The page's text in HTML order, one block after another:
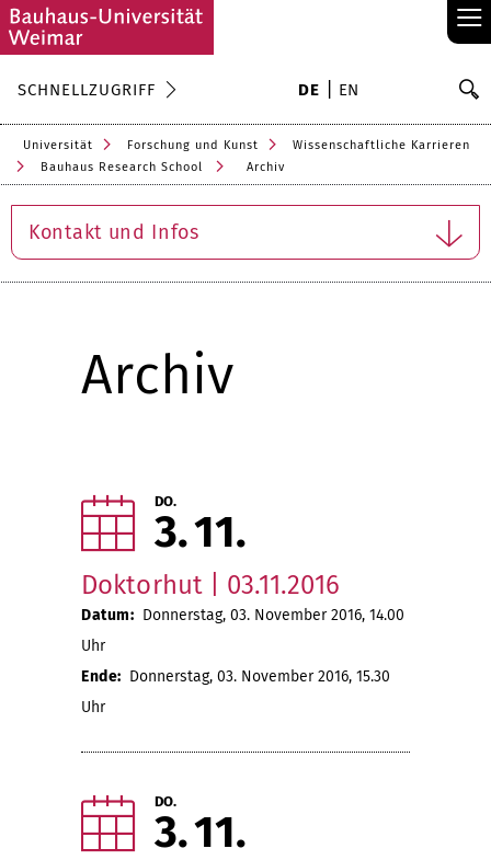
≡
SCHNELLZUGRIFF DE EN
Universität Forschung und Kunst
Wissenschaftliche Karrieren
Bauhaus Research School
Archiv
Kontakt und Infos
Archiv
DO.
3 11
Doktorhut | 03.11.2016
Datum: Donnerstag, 03. November 2016, 14.00
Uhr
Ende: Donnerstag, 03. November 2016, 15.30
Uhr
DO.
3 11